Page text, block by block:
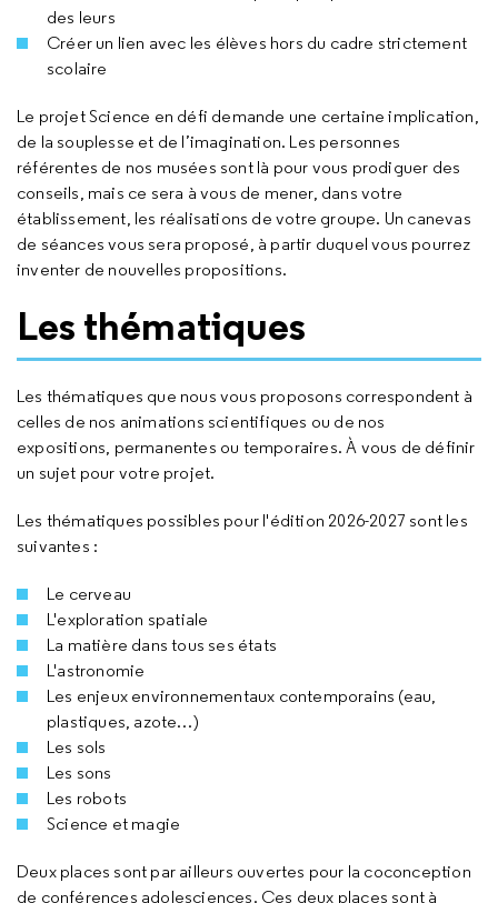
des leurs
Créer un lien avec les élèves hors du cadre strictement
scolaire
Le projet Science en défi demande une certaine implication,
de la souplesse et de l’imagination. Les personnes
référentes de nos musées sont là pour vous prodiguer des
conseils, mais ce sera à vous de mener, dans votre
établissement, les réalisations de votre groupe. Un canevas
de séances vous sera proposé, à partir duquel vous pourrez
inventer de nouvelles propositions.
Les thématiques
Les thématiques que nous vous proposons correspondent à
celles de nos animations scientifiques ou de nos
expositions, permanentes ou temporaires. À vous de définir
un sujet pour votre projet.
Les thématiques possibles pour l'édition 2026-2027 sont les
suivantes :
Le cerveau
L'exploration spatiale
La matière dans tous ses états
L'astronomie
Les enjeux environnementaux contemporains (eau,
plastiques, azote…)
Les sols
Les sons
Les robots
Science et magie
Deux places sont par ailleurs ouvertes pour la coconception
de conférences adolesciences. Ces deux places sont à